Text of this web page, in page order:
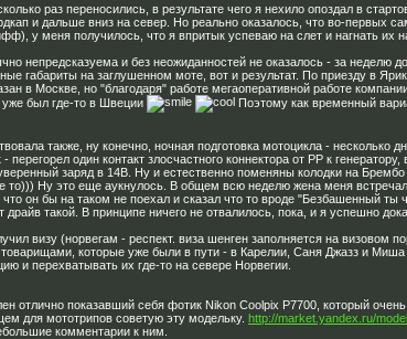
раз переносились, в результате чего я нехило опоздал в
и дальше вниз на север. Но реально оказалось, что во-первых
у меня получилось, что я впритык успеваю на слет и нагнать их
непредсказуема и без неожиданностей не оказалось - за
габариты на заглушенном моте, вот и результат. По приезду в
в Москве, но "благодаря" работе мегаоперативной работе
был где-то в Швеции
Поэтому как временный
также, ну конечно, ночная подготовка мотоцикла -
- перегорел один контакт злосчастного коннектора от РР к
заряд в 14В. Ну и естественно поменяны колодки на
то))) Ну это еще аукнулось. В общем всю неделю жена меня
он бы на таком не поехал и сказал что то вроде "Безбашенный
драйв такой. В принципе ничего не отвалилось, пока, и я успешно
визу (норвегам - респект. виза шенген заполняется на визовом
товарищами, которые уже были в пути - в Карелии, Саня Джазз и
и перехватывать их где-то на севере Норвегии.
отлично показавший себя фотик Nikon Coolpix P7700, который
для мототрипов советую эту модельку. http://market.yandex.ru/
комментарии к ним.